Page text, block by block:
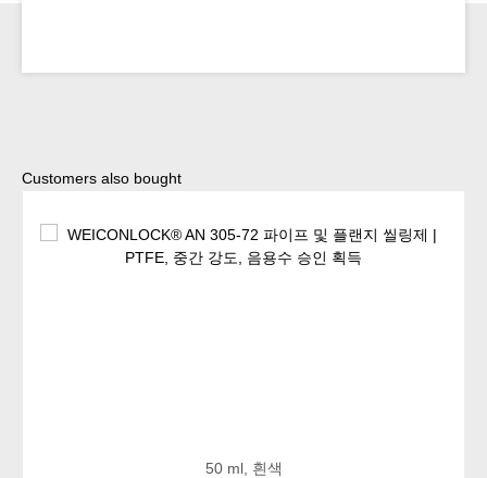
Skip product gallery
Customers also bought
50 ml, 흰색